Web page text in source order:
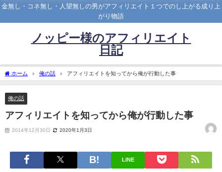
金無し・コネ無し・人望無しの男がアフィリエイト１つでのし上がる成り上
がり物語
ノッピー様のアフィリエイト
日記
ホーム 俺の話 アフィリエイトを知ってから俺が行動した事
俺の話
アフィリエイトを知ってから俺が行動した事
2014年12月30日 2020年1月3日
LINE